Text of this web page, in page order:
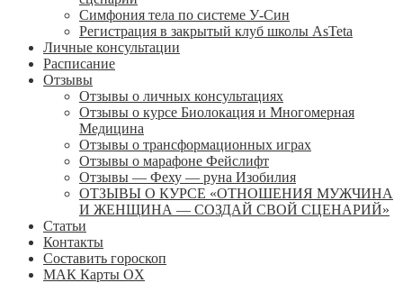
Симфония тела по системе У-Син
Регистрация в закрытый клуб школы AsTeta
Личные консультации
Расписание
Отзывы
Отзывы о личных консультациях
Отзывы о курсе Биолокация и Многомерная
Медицина
Отзывы о трансформационных играх
Отзывы о марафоне Фейслифт
Отзывы — Феху — руна Изобилия
ОТЗЫВЫ О КУРСЕ «ОТНОШЕНИЯ МУЖЧИНА
И ЖЕНЩИНА — СОЗДАЙ СВОЙ СЦЕНАРИЙ»
Статьи
Контакты
Составить гороскоп
МАК Карты OХ